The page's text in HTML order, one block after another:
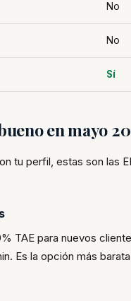
No
No
Sí
en mayo
tu perfil, estas son las
TAE para nuevos
Es la opción más